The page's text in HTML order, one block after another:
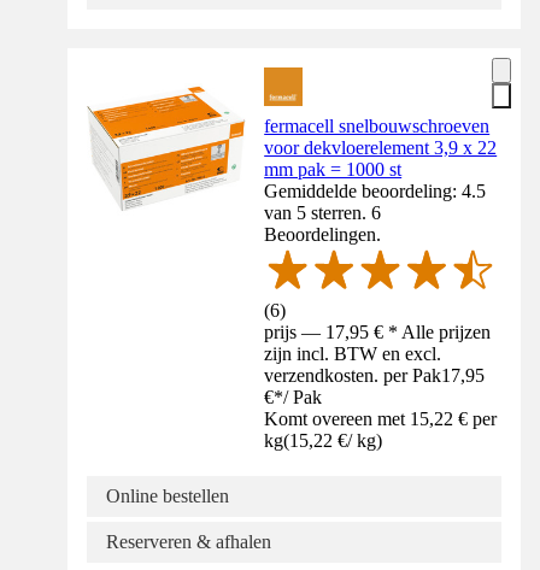
fermacell snelbouwschroeven
voor dekvloerelement 3,9 x 22
mm pak = 1000 st
Gemiddelde beoordeling: 4.5
van 5 sterren. 6
Beoordelingen.
(6)
prijs — 17,95 € * Alle prijzen
zijn incl. BTW en excl.
verzendkosten. per Pak17,95
€*/ Pak
Komt overeen met 15,22 € per
kg(15,22 €/ kg)
Online bestellen
Reserveren & afhalen